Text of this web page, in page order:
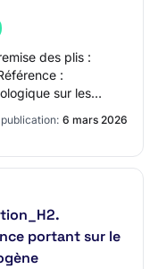
des plis :
:
sur les
6 mars 2026
portant sur le